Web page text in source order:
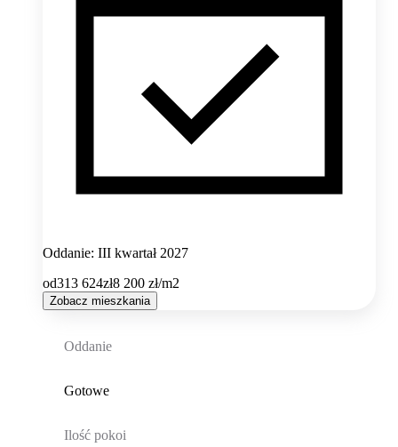
Oddanie: III kwartał 2027
od313 624zł8 200 zł/m2
Zobacz mieszkania
Oddanie
Gotowe
Ilość pokoi